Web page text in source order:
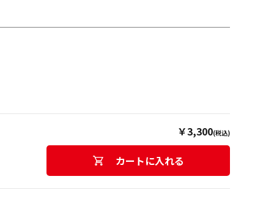
￥3,300(税込)
カートに入れる